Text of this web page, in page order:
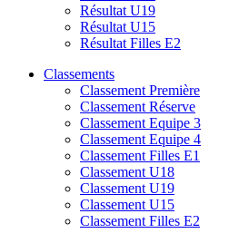
Résultat U19
Résultat U15
Résultat Filles E2
Classements
Classement Première
Classement Réserve
Classement Equipe 3
Classement Equipe 4
Classement Filles E1
Classement U18
Classement U19
Classement U15
Classement Filles E2